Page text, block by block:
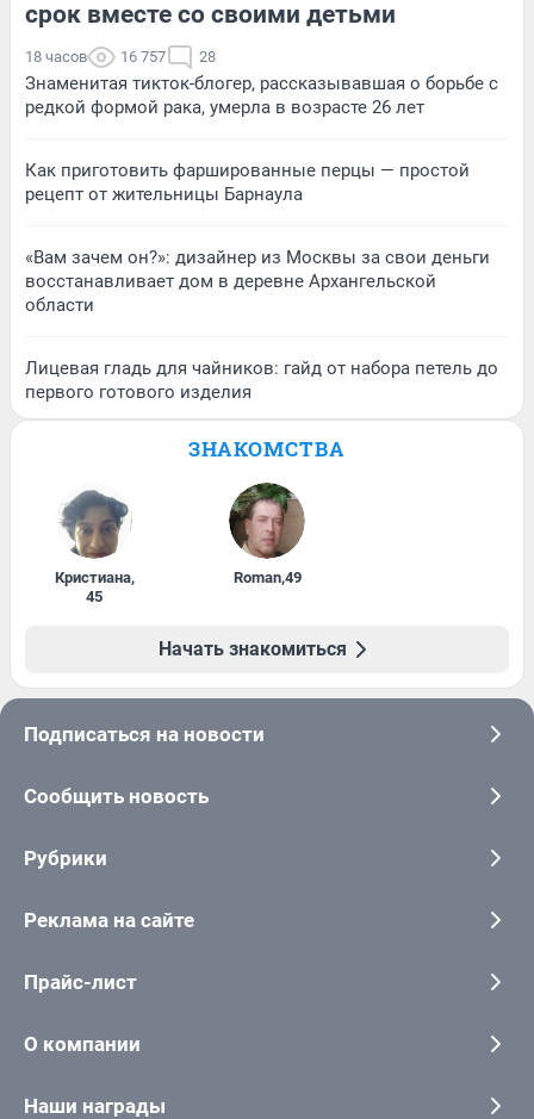
срок вместе со своими детьми
18 часов 16 757 28
Знаменитая тикток-блогер, рассказывавшая о борьбе с
редкой формой рака, умерла в возрасте 26 лет
Как приготовить фаршированные перцы — простой
рецепт от жительницы Барнаула
«Вам зачем он?»: дизайнер из Москвы за свои деньги
восстанавливает дом в деревне Архангельской
области
Лицевая гладь для чайников: гайд от набора петель до
первого готового изделия
ЗНАКОМСТВА
Кристиана,
45
Roman,49
Начать знакомиться
Подписаться на новости
Сообщить новость
Рубрики
Реклама на сайте
Прайс-лист
О компании
Наши награды